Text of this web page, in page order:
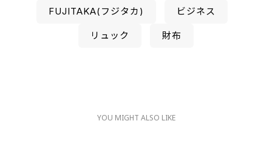
FUJITAKA(フジタカ) ビジネス
リュック 財布
YOU MIGHT ALSO LIKE